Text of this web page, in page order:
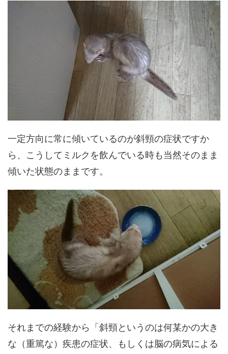
一定方向に常に傾いているのが斜頸の症状ですか
ら、こうしてミルクを飲んでいる時も当然そのまま
傾いた状態のままです。
それまでの経験から「斜頸というのは何某かの大き
な（重篤な）疾患の症状、もしくは脳の病気による